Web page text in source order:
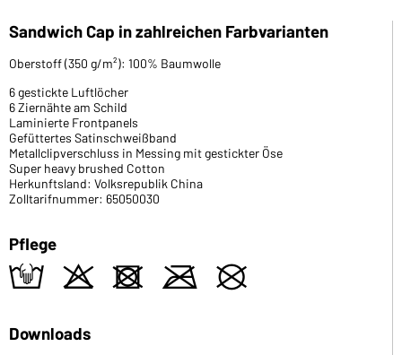
Sandwich Cap in zahlreichen Farbvarianten
Oberstoff (350 g/m²): 100% Baumwolle
6 gestickte Luftlöcher
6 Ziernähte am Schild
Laminierte Frontpanels
Gefüttertes Satinschweißband
Metallclipverschluss in Messing mit gestickter Öse
Super heavy brushed Cotton
Herkunftsland: Volksrepublik China
Zolltarifnummer: 65050030
Pflege
t o d m U
Downloads